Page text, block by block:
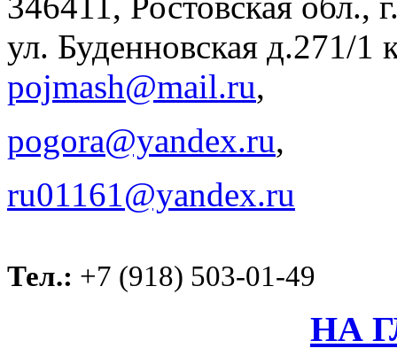
ул. Буденновская д.271/1
pojmash@mail.ru,
pogora@yandex.ru,
ru01161@yandex.ru
Тел.: +7 (918) 503-01-49
НА